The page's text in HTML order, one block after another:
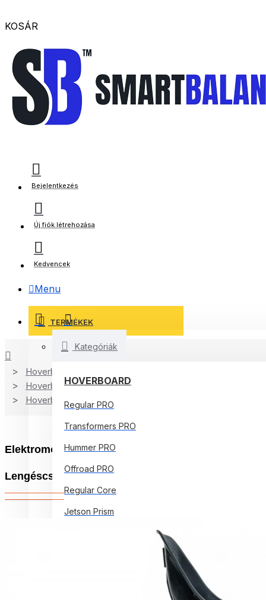
KOSÁR
Bejelentkezés
Új fiók létrehozása
Kedvencek
Menu
TERMÉKEK
Kategóriák
HOVERBOARD
Regular PRO
Transformers PRO
Hummer PRO
Offroad PRO
Regular Core
Jetson Prism
ELEKTROMOS JÁRMŰVEK
Hoverboard Kart
Hoverboard
Hoverboard Kart
Elektromos Hoverboard GoKart Szett
Lengéscsillapítókkal, Smart Balance